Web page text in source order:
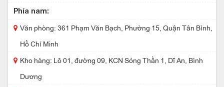
Phía nam:
Văn phòng: 361 Phạm Văn Bạch, Phường 15, Quận Tân Bình,
Hồ Chí Minh
Kho hàng: Lô 01, đường 09, KCN Sóng Thần 1, Dĩ An, Bình
Dương